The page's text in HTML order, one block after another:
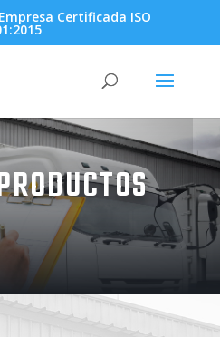
Certificada ISO